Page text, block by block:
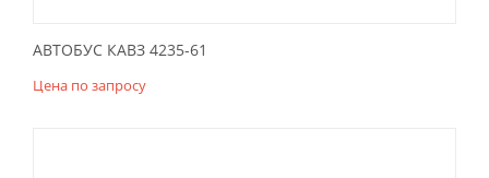
АВТОБУС КАВЗ 4235-61
Цена по запросу